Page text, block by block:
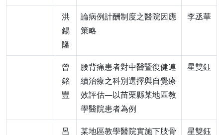
洪
錫
隆
論病例計酬制度之醫院因應
策略
李丞華
曾
銘
豐
腰背痛患者對中醫暨復健連
續治療之科別選擇與自覺療
效評估—以苗栗縣某地區教
學醫院患者為例
星雙鈺
呂 某地區教學醫院實施下肢骨 星雙鈺